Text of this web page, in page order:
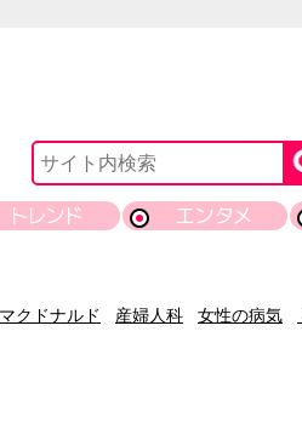
トレンド エンタメ
マクドナルド 産婦人科 女性の病気